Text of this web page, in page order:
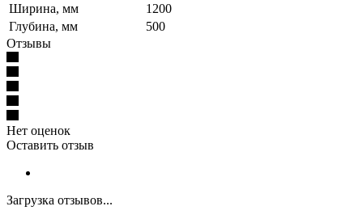
Ширина, мм
1200
Глубина, мм
500
Отзывы
Нет оценок
Оставить отзыв
Загрузка отзывов...